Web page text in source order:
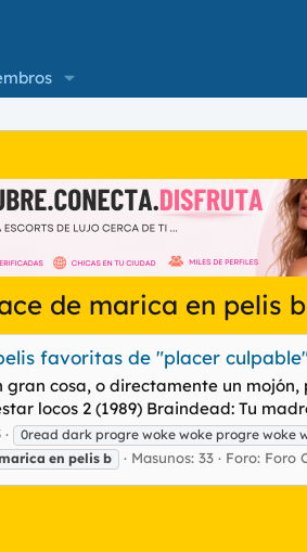
de marica en pelis b
favoritas de "placer
gran cosa, o directamente un
locos 2 (1989) Braindead: Tu
0read dark progre woke woke progre woke
en pelis b Masunos: 33 Foro: Foro